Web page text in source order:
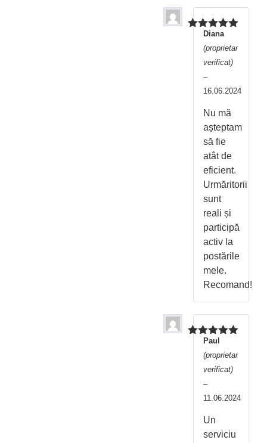
Evaluat la
din 5
Diana
(proprietar
verificat)
–
16.06.2024
Nu mă
așteptam
să fie
atât de
eficient.
Urmăritorii
sunt
reali și
participă
activ la
postările
mele.
Recomand!
Evaluat la
din 5
Paul
(proprietar
verificat)
–
11.06.2024
Un
serviciu